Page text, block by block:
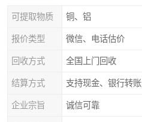
可提取物质 铜、铝
报价类型 微信、电话估价
回收方式 全国上门回收
结算方式 支持现金、银行转账
企业宗旨 诚信可靠